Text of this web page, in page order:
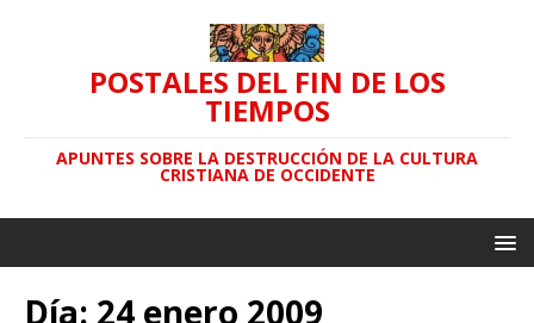
POSTALES DEL FIN DE LOS
TIEMPOS
APUNTES SOBRE LA DESTRUCCIÓN DE LA CULTURA
CRISTIANA DE OCCIDENTE
Día: 24 enero 2009